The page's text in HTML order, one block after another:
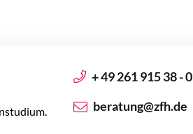
+ 49 261 915 38 - 0
beratung@zfh.de